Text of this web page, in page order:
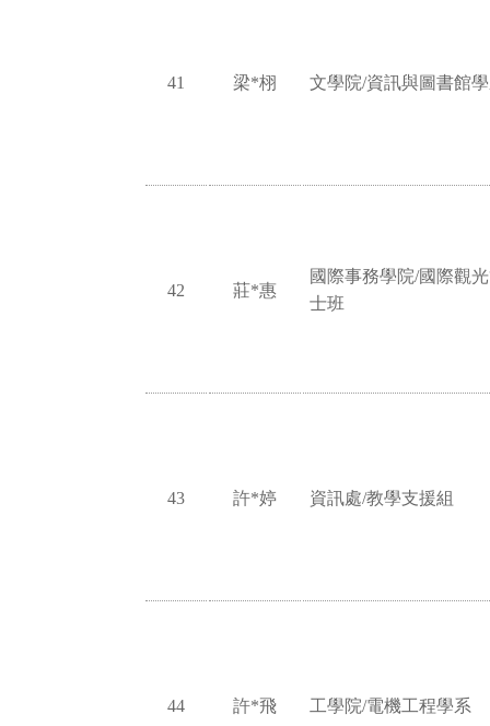
41 梁*栩 文學院/資訊與圖書館
42 莊*惠
國際事務學院/國際觀
士班
43 許*婷 資訊處/教學支援組
44 許*飛 工學院/電機工程學系